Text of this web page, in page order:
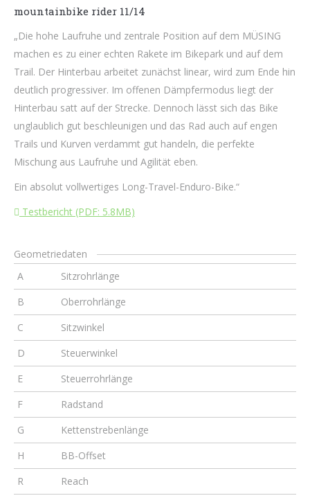
mountainbike rider 11/14
„Die hohe Laufruhe und zentrale Position auf dem MÜSING
machen es zu einer echten Rakete im Bikepark und auf dem
Trail. Der Hinterbau arbeitet zunächst linear, wird zum Ende hin
deutlich progressiver. Im offenen Dämpfermodus liegt der
Hinterbau satt auf der Strecke. Dennoch lässt sich das Bike
unglaublich gut beschleunigen und das Rad auch auf engen
Trails und Kurven verdammt gut handeln, die perfekte
Mischung aus Laufruhe und Agilität eben.
Ein absolut vollwertiges Long-Travel-Enduro-Bike.“
Testbericht (PDF: 5.8MB)
Geometriedaten
A
Sitzrohrlänge
B
Oberrohrlänge
C
Sitzwinkel
D
Steuerwinkel
E
Steuerrohrlänge
F
Radstand
G
Kettenstrebenlänge
H
BB-Offset
R
Reach